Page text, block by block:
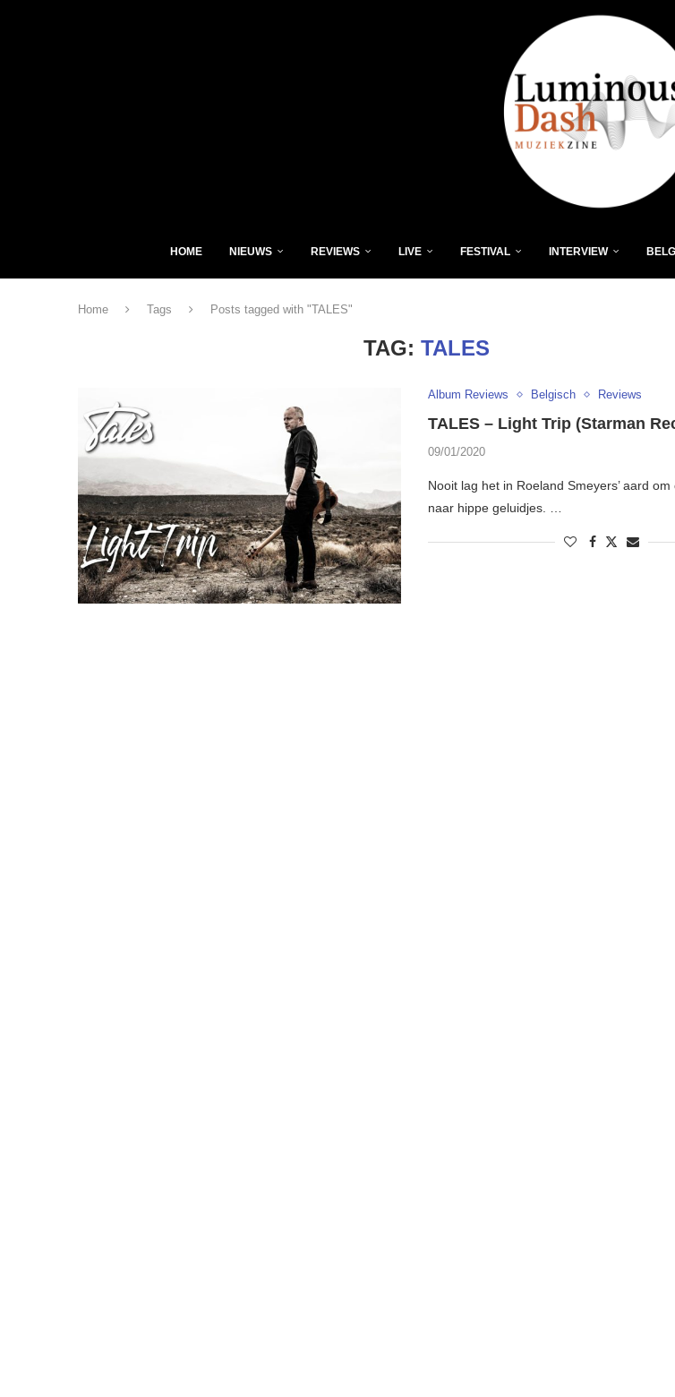
HOME NIEUWS REVIEWS LIVE FESTIVAL INTERVIEW
Home Tags Posts tagged with "TALES"
TAG:TALES
Album Reviews Belgisch Reviews
TALES – Light Trip (Starman
09/01/2020
Nooit lag het in Roeland Smeyers’ aard
naar hippe geluidjes. …